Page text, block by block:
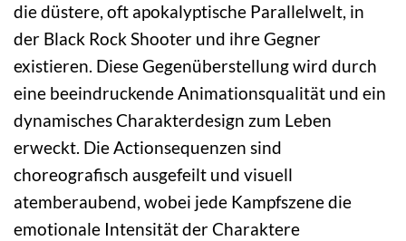
die düstere, oft apokalyptische Parallelwelt, in
der Black Rock Shooter und ihre Gegner
existieren. Diese Gegenüberstellung wird durch
eine beeindruckende Animationsqualität und ein
dynamisches Charakterdesign zum Leben
erweckt. Die Actionsequenzen sind
choreografisch ausgefeilt und visuell
atemberaubend, wobei jede Kampfszene die
emotionale Intensität der Charaktere